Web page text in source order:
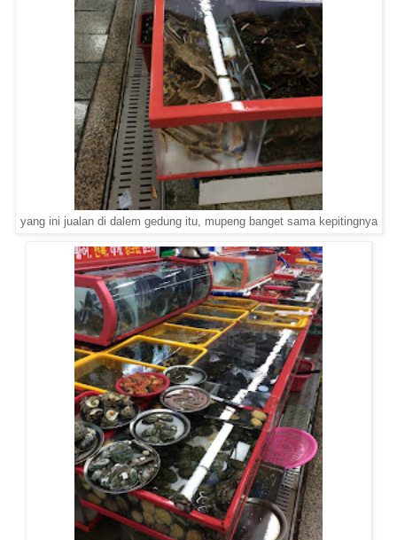
yang ini jualan di dalem gedung itu, mupeng banget sama kepitingnya